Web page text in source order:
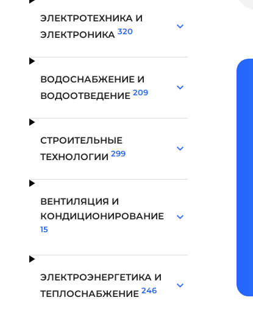
ЭЛЕКТРОТЕХНИКА И
ЭЛЕКТРОНИКА320
ВОДОСНАБЖЕНИЕ И
ВОДООТВЕДЕНИЕ209
СТРОИТЕЛЬНЫЕ
ТЕХНОЛОГИИ299
ВЕНТИЛЯЦИЯ И
КОНДИЦИОНИРОВАНИЕ
15
ЭЛЕКТРОЭНЕРГЕТИКА И
ТЕПЛОСНАБЖЕНИЕ246